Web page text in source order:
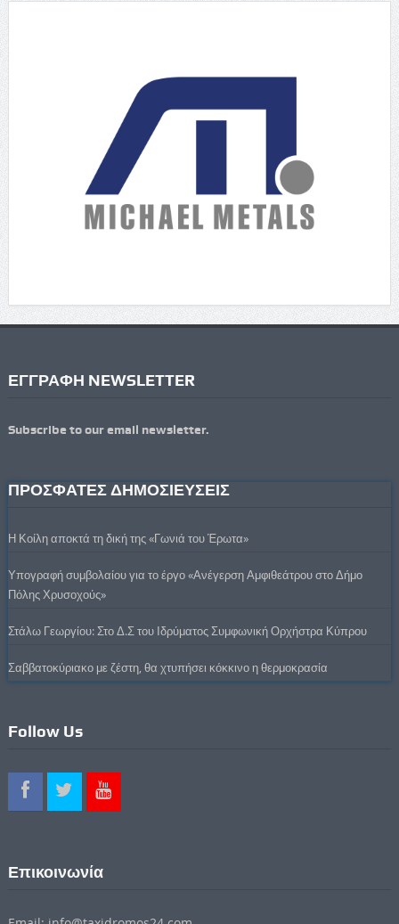
ΕΓΓΡΑΦΗ NEWSLETTER
Subscribe to our email newsletter.
ΠΡΟΣΦΑΤΕΣ ΔΗΜΟΣΙΕΥΣΕΙΣ
Η Κοίλη αποκτά τη δική της «Γωνιά του Έρωτα»
Υπογραφή συμβολαίου για το έργο «Ανέγερση Αμφιθεάτρου στο Δήμο
Πόλης Χρυσοχούς»
Στάλω Γεωργίου: Στο Δ.Σ του Ιδρύματος Συμφωνική Ορχήστρα Κύπρου
Σαββατοκύριακο με ζέστη, θα χτυπήσει κόκκινο η θερμοκρασία
Follow Us
Επικοινωνία